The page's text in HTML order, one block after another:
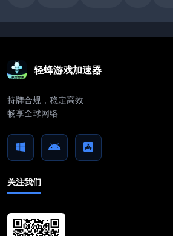
轻蜂游戏加速器
持牌合规，稳定高效
畅享全球网络
关注我们